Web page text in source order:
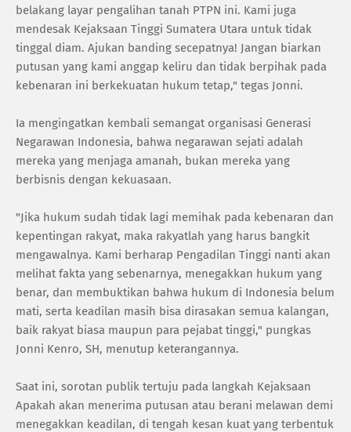
belakang layar pengalihan tanah PTPN ini. Kami juga
mendesak Kejaksaan Tinggi Sumatera Utara untuk tidak
tinggal diam. Ajukan banding secepatnya! Jangan biarkan
putusan yang kami anggap keliru dan tidak berpihak pada
kebenaran ini berkekuatan hukum tetap," tegas Jonni.
Ia mengingatkan kembali semangat organisasi Generasi
Negarawan Indonesia, bahwa negarawan sejati adalah
mereka yang menjaga amanah, bukan mereka yang
berbisnis dengan kekuasaan.
"Jika hukum sudah tidak lagi memihak pada kebenaran dan
kepentingan rakyat, maka rakyatlah yang harus bangkit
mengawalnya. Kami berharap Pengadilan Tinggi nanti akan
melihat fakta yang sebenarnya, menegakkan hukum yang
benar, dan membuktikan bahwa hukum di Indonesia belum
mati, serta keadilan masih bisa dirasakan semua kalangan,
baik rakyat biasa maupun para pejabat tinggi," pungkas
Jonni Kenro, SH, menutup keterangannya.
Saat ini, sorotan publik tertuju pada langkah Kejaksaan
Apakah akan menerima putusan atau berani melawan demi
menegakkan keadilan, di tengah kesan kuat yang terbentuk